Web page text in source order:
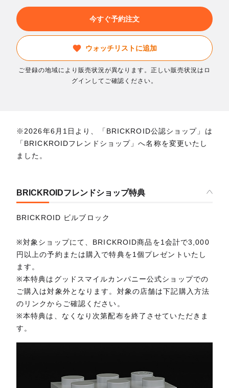
今すぐ予約注文
ウォッチリストに追加
ご登録の地域により販売状況が異なります。正しい販売状況はロ
グインしてご確認ください。
※2026年6月1日より、「BRICKROID公認ショップ」は
「BRICKROIDフレンドショップ」へ名称を変更いたし
ました。
BRICKROIDフレンドショップ特典
BRICKROID ビルブロック
※対象ショップにて、BRICKROID商品を1会計で3,000
円以上の予約または購入で特典を1個プレゼントいたし
ます。
※本特典はグッドスマイルカンパニー公式ショップでの
ご購入は対象外となります。対象の店舗は下記購入方法
のリンクからご確認ください。
※本特典は、なくなり次第配布を終了させていただきま
す。